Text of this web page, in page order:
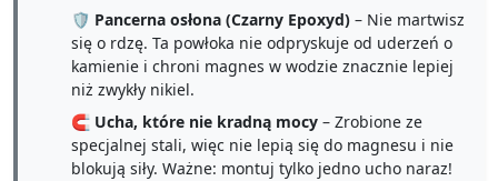
🛡️ Pancerna osłona (Czarny Epoxyd) – Nie martwisz
się o rdzę. Ta powłoka nie odpryskuje od uderzeń o
kamienie i chroni magnes w wodzie znacznie lepiej
niż zwykły nikiel.
🧲 Ucha, które nie kradną mocy – Zrobione ze
specjalnej stali, więc nie lepią się do magnesu i nie
blokują siły. Ważne: montuj tylko jedno ucho naraz!